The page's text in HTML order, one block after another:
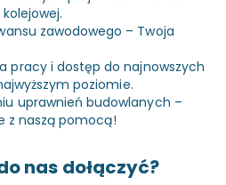
zawodowego – Twoja
pracy i dostęp do najnowszych
poziomie.
uprawnień budowlanych –
z naszą pomocą!
nas dołączyć?